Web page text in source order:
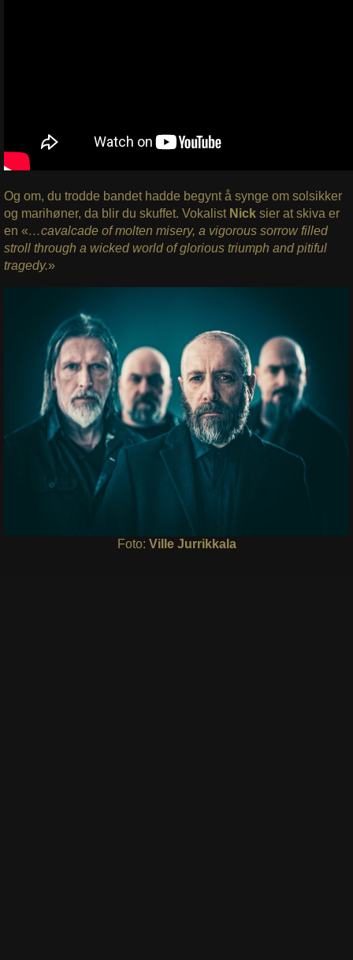
Og om, du trodde bandet hadde begynt å synge om solsikker
og marihøner, da blir du skuffet. Vokalist Nick sier at skiva er
en «…cavalcade of molten misery, a vigorous sorrow filled
stroll through a wicked world of glorious triumph and pitiful
tragedy.»
Foto: Ville Jurrikkala